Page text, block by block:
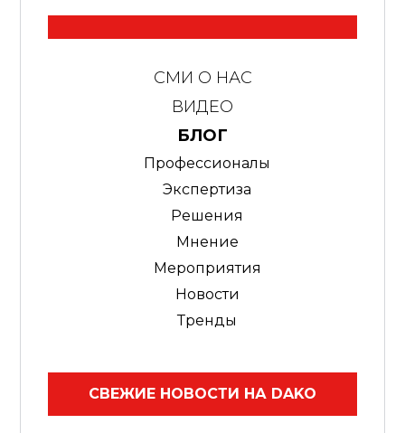
СМИ О НАС
ВИДЕО
БЛОГ
Профессионалы
Экспертиза
Решения
Мнение
Мероприятия
Новости
Тренды
СВЕЖИЕ НОВОСТИ НА DAKO